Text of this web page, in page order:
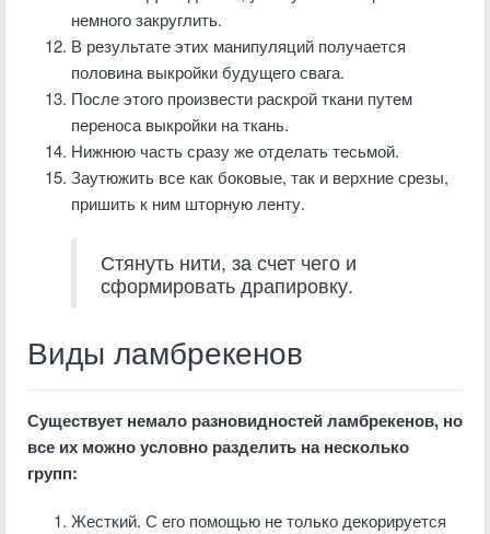
немного закруглить.
В результате этих манипуляций получается
половина выкройки будущего свага.
После этого произвести раскрой ткани путем
переноса выкройки на ткань.
Нижнюю часть сразу же отделать тесьмой.
Заутюжить все как боковые, так и верхние срезы,
пришить к ним шторную ленту.
Стянуть нити, за счет чего и
сформировать драпировку.
Виды ламбрекенов
Существует немало разновидностей ламбрекенов, но
все их можно условно разделить на несколько
групп:
Жесткий. С его помощью не только декорируется